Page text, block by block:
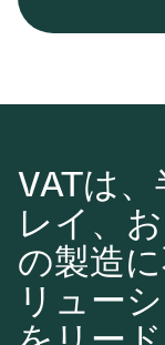
VATは
レイ、
の製造
リュー